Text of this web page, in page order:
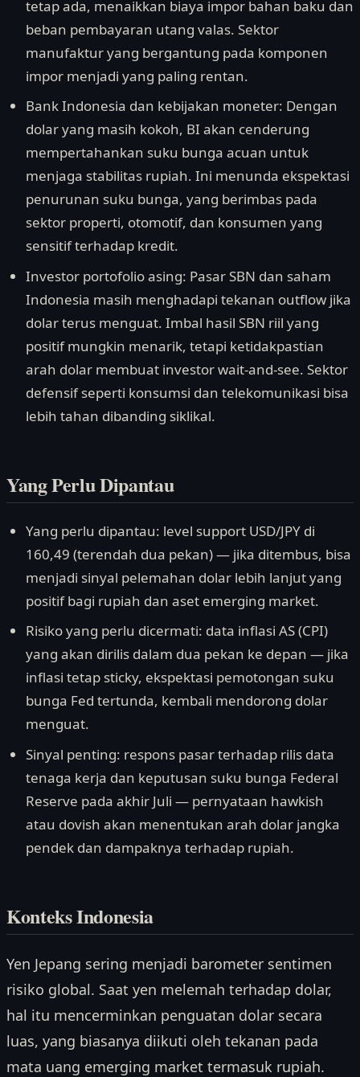
tetap ada, menaikkan biaya impor bahan baku dan
beban pembayaran utang valas. Sektor
manufaktur yang bergantung pada komponen
impor menjadi yang paling rentan.
Bank Indonesia dan kebijakan moneter: Dengan
dolar yang masih kokoh, BI akan cenderung
mempertahankan suku bunga acuan untuk
menjaga stabilitas rupiah. Ini menunda ekspektasi
penurunan suku bunga, yang berimbas pada
sektor properti, otomotif, dan konsumen yang
sensitif terhadap kredit.
Investor portofolio asing: Pasar SBN dan saham
Indonesia masih menghadapi tekanan outflow jika
dolar terus menguat. Imbal hasil SBN riil yang
positif mungkin menarik, tetapi ketidakpastian
arah dolar membuat investor wait-and-see. Sektor
defensif seperti konsumsi dan telekomunikasi bisa
lebih tahan dibanding siklikal.
Yang Perlu Dipantau
Yang perlu dipantau: level support USD/JPY di
160,49 (terendah dua pekan) — jika ditembus, bisa
menjadi sinyal pelemahan dolar lebih lanjut yang
positif bagi rupiah dan aset emerging market.
Risiko yang perlu dicermati: data inflasi AS (CPI)
yang akan dirilis dalam dua pekan ke depan — jika
inflasi tetap sticky, ekspektasi pemotongan suku
bunga Fed tertunda, kembali mendorong dolar
menguat.
Sinyal penting: respons pasar terhadap rilis data
tenaga kerja dan keputusan suku bunga Federal
Reserve pada akhir Juli — pernyataan hawkish
atau dovish akan menentukan arah dolar jangka
pendek dan dampaknya terhadap rupiah.
Konteks Indonesia
Yen Jepang sering menjadi barometer sentimen
risiko global. Saat yen melemah terhadap dolar,
hal itu mencerminkan penguatan dolar secara
luas, yang biasanya diikuti oleh tekanan pada
mata uang emerging market termasuk rupiah.